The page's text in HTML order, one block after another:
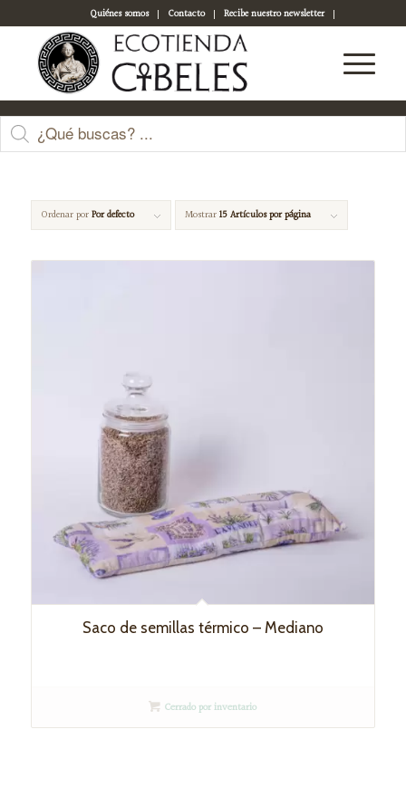
Quiénes somos Contacto
Recibe nuestro newsletter
Acceso a tu cuenta
espalda
Ordenar porPor defecto Mostrar15 Artículos por página
Saco de semillas térmico – Mediano
Cerrado por inventario